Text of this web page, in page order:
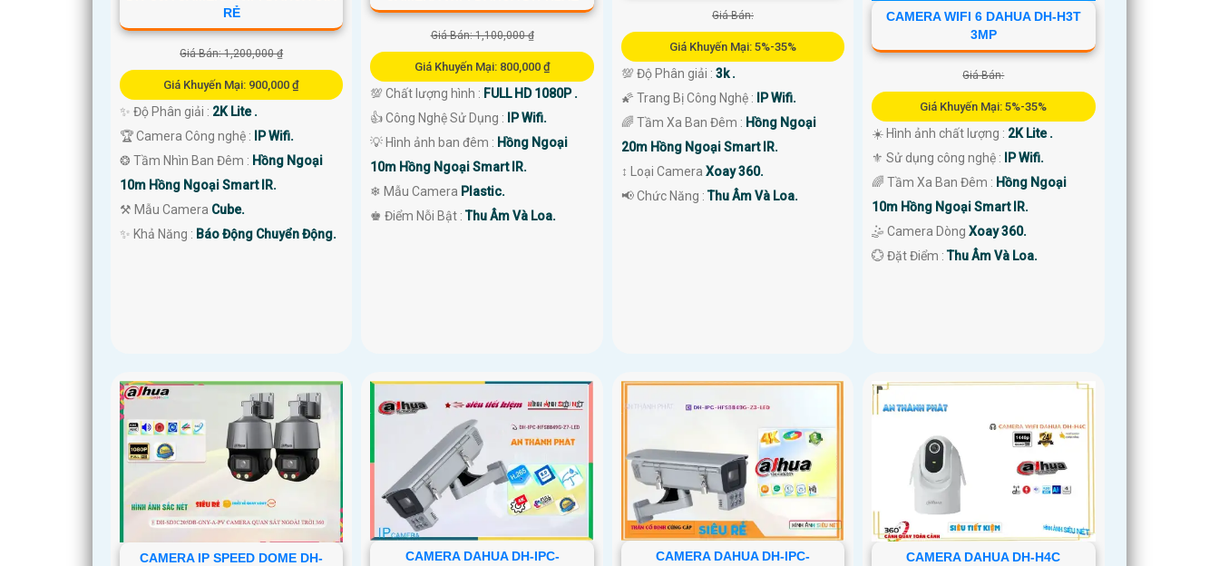
RẺ
Giá Bán: 1,200,000 ₫
Giá Khuyến Mại: 900,000 ₫
✨ Độ Phân giải : 2K Lite .
🏆 Camera Công nghệ :
IP Wifi.
❂ Tầm Nhìn Ban Đêm : Hồng Ngoại
10m Hồng Ngoại Smart IR.
⚒ Mẫu Camera Cube.
️✨ Khả Năng : Báo Động Chuyển Động.
Giá Bán: 1,100,000 ₫
Giá Khuyến Mại: 800,000 ₫
💯 Chất lượng hình : FULL HD 1080P .
👍 Công Nghệ Sử Dụng :
IP Wifi.
💡 Hình ảnh ban đêm : Hồng Ngoại
10m Hồng Ngoại Smart IR.
❄ Mẫu Camera Plastic.
️♚ Điểm Nỗi Bật :Thu Âm Và Loa.
Giá Bán:
Giá Khuyến Mại: 5%-35%
💯 Độ Phân giải : 3k .
🌠 Trang Bị Công Nghệ : IP Wifi.
🌈 Tầm Xa Ban Đêm : Hồng Ngoại
20m Hồng Ngoại Smart IR.
↕️ Loại Camera Xoay 360.
️📢 Chức Năng :Thu Âm Và Loa.
CAMERA WIFI 6 DAHUA DH-H3T
3MP
Giá Bán:
Giá Khuyến Mại: 5%-35%
☀️ Hình ảnh chất lượng : 2K Lite .
⚜️ Sử dụng công nghệ :
IP Wifi.
🌈 Tầm Xa Ban Đêm : Hồng Ngoại
10m Hồng Ngoại Smart IR.
🤹 Camera DòngXoay 360.
️💮 Đặt Điểm :Thu Âm Và Loa.
CAMERA IP SPEED DOME DH-
CAMERA DAHUA DH-IPC-
CAMERA DAHUA DH-IPC-
CAMERA DAHUA DH-H4C